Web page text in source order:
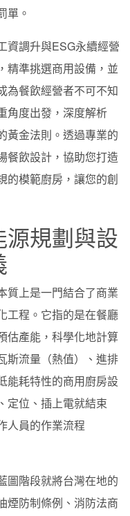
單。
資調升與ESG永續經營
精準挑選商用設備，並
為餐飲經營者不可不知
角度出發，深度解析
黃金法則。透過專業的
餐飲設計，協助您打造
的模範廚房，讓您的創
規劃與設
質上是一門結合了商業
工程。它指的是在餐廳
估產能，科學化地計算
斯流量（熱值）、進排
能耗特性的商用廚房設
定位、插上電就結束
人員的作業流程
圖階段就將台灣在地的
煙防制條例、消防法商